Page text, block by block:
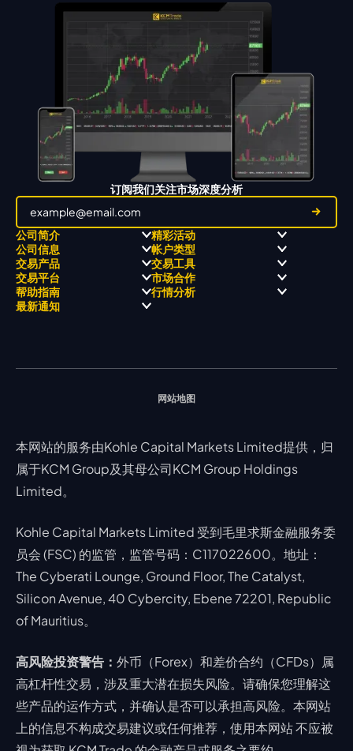
订阅我们关注市场深度分析
公司简介
关于
关于 KCM Group
三大优势
奖项和成就
精彩活动
职业高尔夫 x 飘移队
全球高尔夫锦标赛
公司信息
经营理念
公开信息与风险披露
公司新闻
视频库
帐户类型
ECN 账户
STP 账户
账户比较
交易产品
Forex
贵金属
能源
交易工具
交易平台
MetaTrader 4
MetaTrader 5
市场合作
帮助指南 行情分析
最新通知
网站地图
本网站的服务由Kohle Capital Markets Limited提供，归
属于KCM Group及其母公司KCM Group Holdings
Limited。
Kohle Capital Markets Limited 受到毛里求斯金融服务委
员会 (FSC) 的监管，监管号码：C117022600。地址：
The Cyberati Lounge, Ground Floor, The Catalyst,
Silicon Avenue, 40 Cybercity, Ebene 72201, Republic
of Mauritius。
高风险投资警告： 外币（Forex）和差价合约（CFDs）属
高杠杆性交易，涉及重大潜在损失风险。请确保您理解这
些产品的运作方式，并确认是否可以承担高风险。本网站
上的信息不构成交易建议或任何推荐，使用本网站 不应被